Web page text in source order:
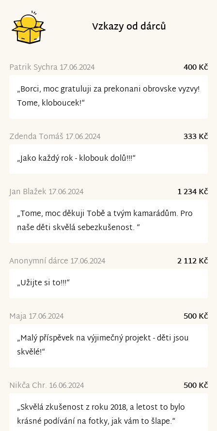
Vzkazy od dárců
Patrik Sychra 17.06.2024
400 Kč
„Borci, moc gratuluji za prekonani obrovske vyzvy!
Tome, kloboucek!“
Zdenda Tomáš 17.06.2024
333 Kč
„Jako každý rok - klobouk dolů!!!“
Jan Blažek 17.06.2024
1 234 Kč
„Tome, moc děkuji Tobě a tvým kamarádům. Pro
naše děti skvělá sebezkušenost. “
Anonymní dárce 17.06.2024
2 112 Kč
„Užijte si to!!!“
Maja 17.06.2024
500 Kč
„Malý příspěvek na výjimečný projekt - děti jsou
skvělé!“
Nikča Chr. 16.06.2024
500 Kč
„Skvělá zkušenost z roku 2018, a letost to bylo
krásné podívání na fotky, jak vám to šlape.“